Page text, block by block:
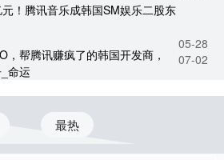
！腾讯音乐成韩国SM娱乐二股东
05-28
帮腾讯赚疯了的韩国开发商，
命运
07-02
最热